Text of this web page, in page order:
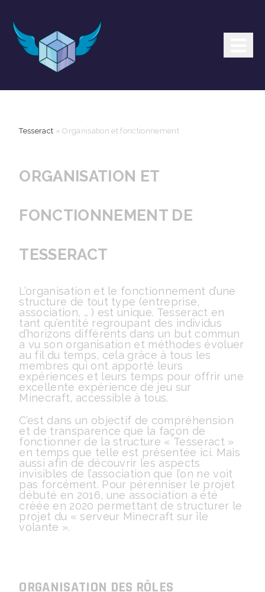
Tesseract »Organisation et fonctionnement
ORGANISATION ET
FONCTIONNEMENT DE
TESSERACT
L’organisation et le fonctionnement d’une
structure de tout type (entreprise,
association, … ) est unique. Tesseract en
tant qu’entité regroupant des individus
d’horizons différents dans un but commun
a vu son organisation et méthodes évoluer
au fil du temps, cela grâce à tous les
membres qui ont apporté leurs
expériences et leurs temps pour offrir une
excellente expérience de jeu sur
Minecraft, accessible à tous.
C’est dans un objectif de compréhension
et de transparence que la façon de
fonctionner de la structure « Tesseract »
en temps que telle est présentée ici. Mais
aussi afin de découvrir les aspects
invisibles de l’association que l’on ne voit
pas forcément. Pour pérenniser le projet
débuté en 2016, une association a été
créée en 2020 permettant de structurer le
projet du « serveur Minecraft sur île
volante ».
ORGANISATION DES RÔLES